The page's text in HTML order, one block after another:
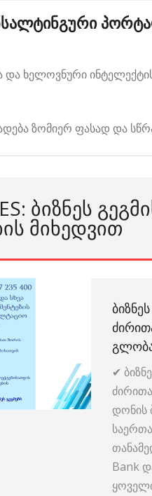
და ხელოვნური
ზომიერ ფასად და
ᲑᲘᲖᲜᲔᲡ
ᲛᲘᲮᲔᲓᲕᲘᲗ
✔
დონის
Bank